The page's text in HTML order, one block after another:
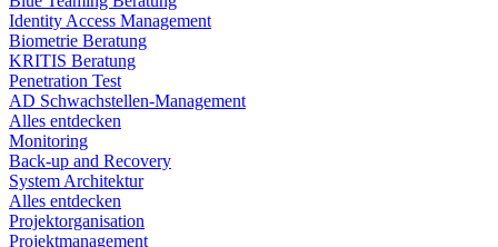
Identity Access Management
Biometrie Beratung​
KRITIS Beratung​
Penetration Test
AD Schwachstellen-Management
Alles entdecken
Monitoring
Back-up and Recovery
System Architektur
Alles entdecken
Projektorganisation
Projektmanagement